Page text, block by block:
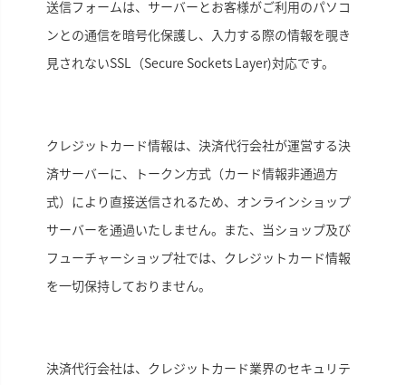
送信フォームは、サーバーとお客様がご利用のパソコ
ンとの通信を暗号化保護し、入力する際の情報を覗き
見されないSSL（Secure Sockets Layer)対応です。
クレジットカード情報は、決済代行会社が運営する決
済サーバーに、トークン方式（カード情報非通過方
式）により直接送信されるため、オンラインショップ
サーバーを通過いたしません。また、当ショップ及び
フューチャーショップ社では、クレジットカード情報
を一切保持しておりません。
決済代行会社は、クレジットカード業界のセキュリテ